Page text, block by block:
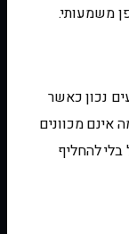
משמעותי.
נכון כאשר
אינם מכוונים
בלי להחליף